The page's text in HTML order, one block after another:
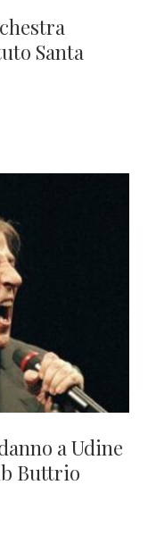
Santa
a Udine
Buttrio